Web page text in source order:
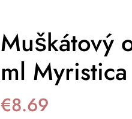
Muškátový
ml
€8.69